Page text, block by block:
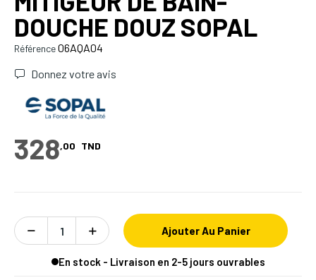
DOUCHE DOUZ SOPAL
Référence06AQA04
Donnez votre avis
328,00 TND
Ajouter Au Panier
En stock - Livraison en 2-5 jours ouvrables